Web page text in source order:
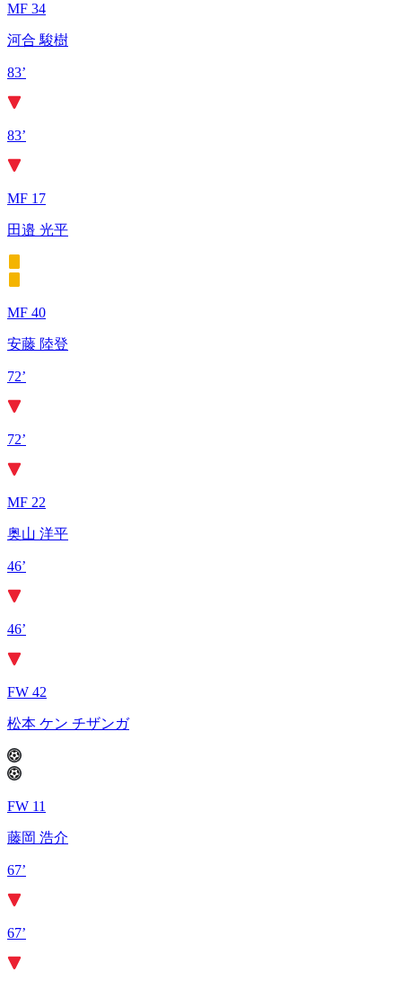
MF 34
河合 駿樹
83’
83’
MF 17
田邉 光平
MF 40
安藤 陸登
72’
72’
MF 22
奥山 洋平
46’
46’
FW 42
松本 ケン チザンガ
FW 11
藤岡 浩介
67’
67’